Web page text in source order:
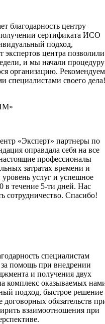
благодарность центру
сертификата ИСО
подход,
центра позволили
и мы начали процедуру
организацию. Рекомендуем
специалистами своего дела!
«Эксперт» партнеры по
оправдала себя на все
профессионалы
затратах времени и
услуг и успешное
в течение 5-ти дней. Нас
сотрудничество. Спасибо!
специалистам
помощь при внедрении
и получения двух
комплекс оказываемых
подход, быстрое решение
обязательств
взаимоотношения при